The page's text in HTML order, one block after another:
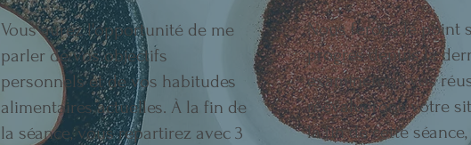
Vous aurez l'opportunité de me
parler de vos objectifs
personnels et de vos habitudes
alimentaires actuelles. À la fin de
la séance, vous repartirez avec 3
Nous ferons le point
progrès depuis la
examinerons vos
réévaluerons votre
la fin de cette